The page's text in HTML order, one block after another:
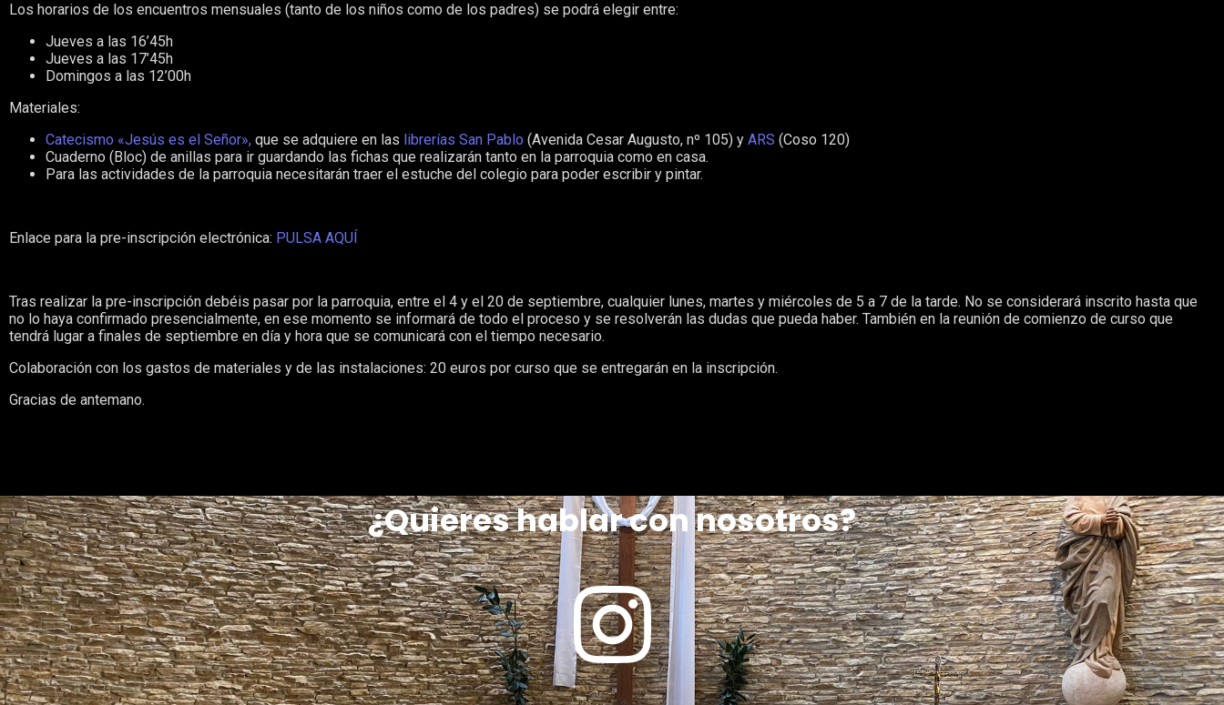
Los horarios de los encuentros mensuales (tanto de los niños como de los padres) se podrá elegir entre:
Jueves a las 16’45h
Jueves a las 17’45h
Domingos a las 12’00h
Materiales:
Catecismo «Jesús es el Señor», que se adquiere en las librerías San Pablo (Avenida Cesar Augusto, nº 105) y ARS (Coso 120)
Cuaderno (Bloc) de anillas para ir guardando las fichas que realizarán tanto en la parroquia como en casa.
Para las actividades de la parroquia necesitarán traer el estuche del colegio para poder escribir y pintar.
Enlace para la pre-inscripción electrónica: PULSA AQUÍ
Tras realizar la pre-inscripción debéis pasar por la parroquia, entre el 4 y el 20 de septiembre, cualquier lunes, martes y miércoles de 5 a 7 de la tarde. No se considerará inscrito hasta que
no lo haya confirmado presencialmente, en ese momento se informará de todo el proceso y se resolverán las dudas que pueda haber. También en la reunión de comienzo de curso que
tendrá lugar a finales de septiembre en día y hora que se comunicará con el tiempo necesario.
Colaboración con los gastos de materiales y de las instalaciones: 20 euros por curso que se entregarán en la inscripción.
Gracias de antemano.
¿Quieres hablar con nosotros?